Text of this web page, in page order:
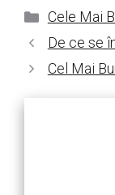
Categorii
Cele Mai
De ce se
Cel Mai